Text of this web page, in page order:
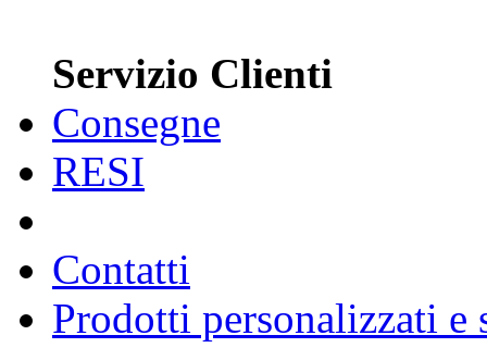
Servizio Clienti
Consegne
RESI
Contatti
Prodotti personalizzati e